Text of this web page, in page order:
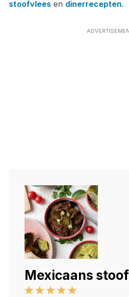
stoofvleesen dinerrecepten.
Mexicaans
5
4
3
2
1